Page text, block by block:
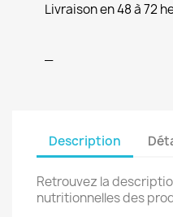
Livraison en 48 à 72
Description
Retrouvez la
nutritionnelles des